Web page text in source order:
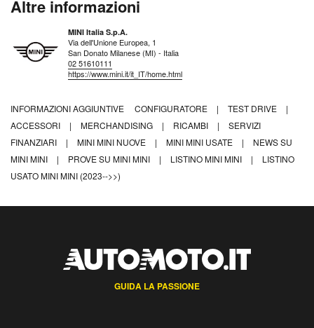
Altre informazioni
MINI Italia S.p.A.
Via dell'Unione Europea, 1
San Donato Milanese (MI) - Italia
02 51610111
https://www.mini.it/it_IT/home.html
INFORMAZIONI AGGIUNTIVE CONFIGURATORE | TEST DRIVE
|
ACCESSORI
| MERCHANDISING | RICAMBI |
SERVIZI
FINANZIARI
| MINI MINI NUOVE | MINI MINI USATE |
NEWS SU
MINI MINI
| PROVE SU MINI MINI | LISTINO MINI MINI |
LISTINO
USATO MINI MINI (2023-->>)
GUIDA LA PASSIONE